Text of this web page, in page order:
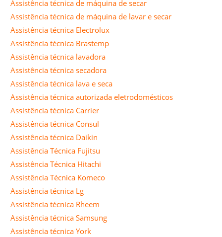
Assistência técnica de máquina de secar
Assistência técnica de máquina de lavar e secar
Assistência técnica Electrolux
Assistência técnica Brastemp
Assistência técnica lavadora
Assistência técnica secadora
Assistência técnica lava e seca
Assistência técnica autorizada eletrodomésticos
Assistência técnica Carrier
Assistência técnica Consul
Assistência técnica Daikin
Assistência Técnica Fujitsu
Assistência Técnica Hitachi
Assistência Técnica Komeco
Assistência técnica Lg
Assistência técnica Rheem
Assistência técnica Samsung
Assistência técnica York